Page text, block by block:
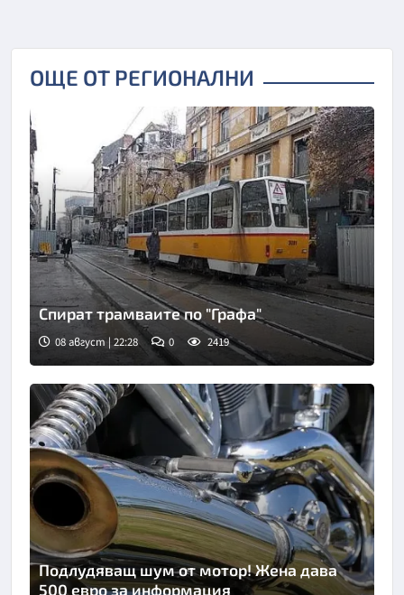
ОЩЕ ОТ РЕГИОНАЛНИ
Спират трамваите по "Графа"
08 август | 22:28 0 2419
Подлудяващ шум от мотор! Жена дава
500 евро за информация